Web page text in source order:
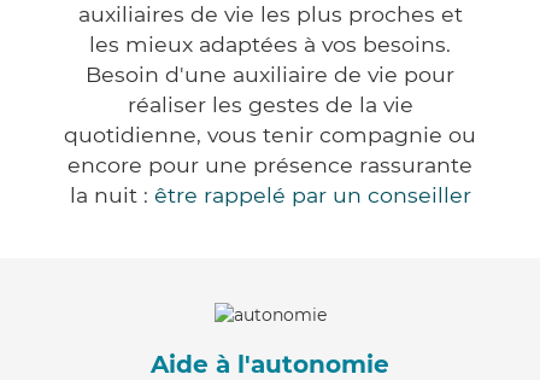
auxiliaires de vie les plus proches et
les mieux adaptées à vos besoins.
Besoin d'une auxiliaire de vie pour
réaliser les gestes de la vie
quotidienne, vous tenir compagnie ou
encore pour une présence rassurante
la nuit : être rappelé par un conseiller
Aide à l'autonomie